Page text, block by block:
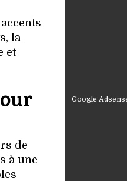
la
et
de
à une
Google